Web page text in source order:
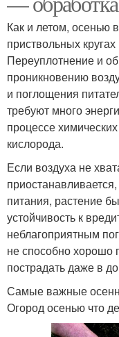
Как и летом, осенью
приствольных
Переуплотнение и
проникновению
и поглощения
требуют много
процессе
кислорода.
Если воздуха не
питания, растение
устойчивость к
неблагоприятным
не способно хорошо
пострадать даже в
Самые важные
Огород осенью что